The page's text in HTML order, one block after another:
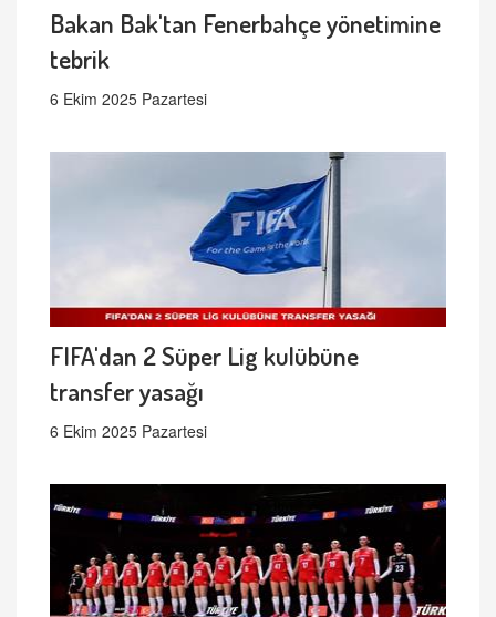
Bakan Bak'tan Fenerbahçe yönetimine
tebrik
6 Ekim 2025 Pazartesi
FIFA'dan 2 Süper Lig kulübüne
transfer yasağı
6 Ekim 2025 Pazartesi